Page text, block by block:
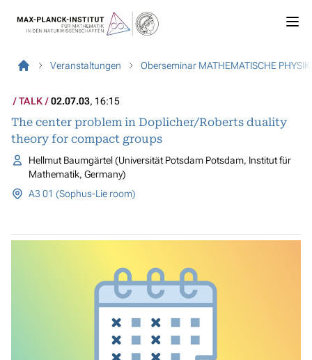
Veranstaltungen Oberseminar MATHEMATISCHE PHYSIK
TALK 02.07.03, 16:15
The center problem in Doplicher/Roberts duality
theory for compact groups
Hellmut Baumgärtel (Universität Potsdam Potsdam, Institut für
Mathematik, Germany)
A3 01 (Sophus-Lie room)